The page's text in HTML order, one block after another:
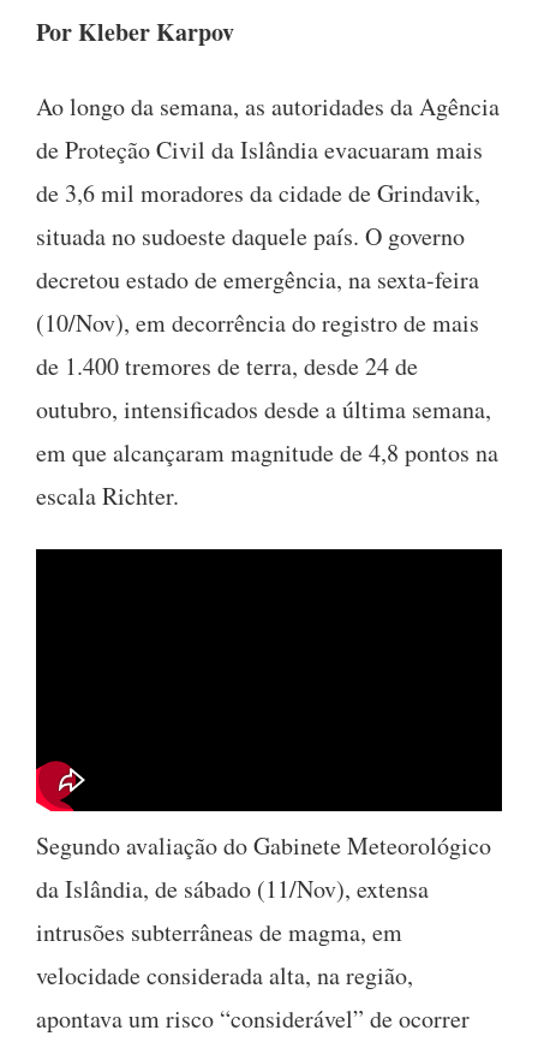
Por Kleber Karpov
Ao longo da semana, as autoridades da Agência
de Proteção Civil da Islândia evacuaram mais
de 3,6 mil moradores da cidade de Grindavik,
situada no sudoeste daquele país. O governo
decretou estado de emergência, na sexta-feira
(10/Nov), em decorrência do registro de mais
de 1.400 tremores de terra, desde 24 de
outubro, intensificados desde a última semana,
em que alcançaram magnitude de 4,8 pontos na
escala Richter.
Segundo avaliação do Gabinete Meteorológico
da Islândia, de sábado (11/Nov), extensa
intrusões subterrâneas de magma, em
velocidade considerada alta, na região,
apontava um risco “considerável” de ocorrer